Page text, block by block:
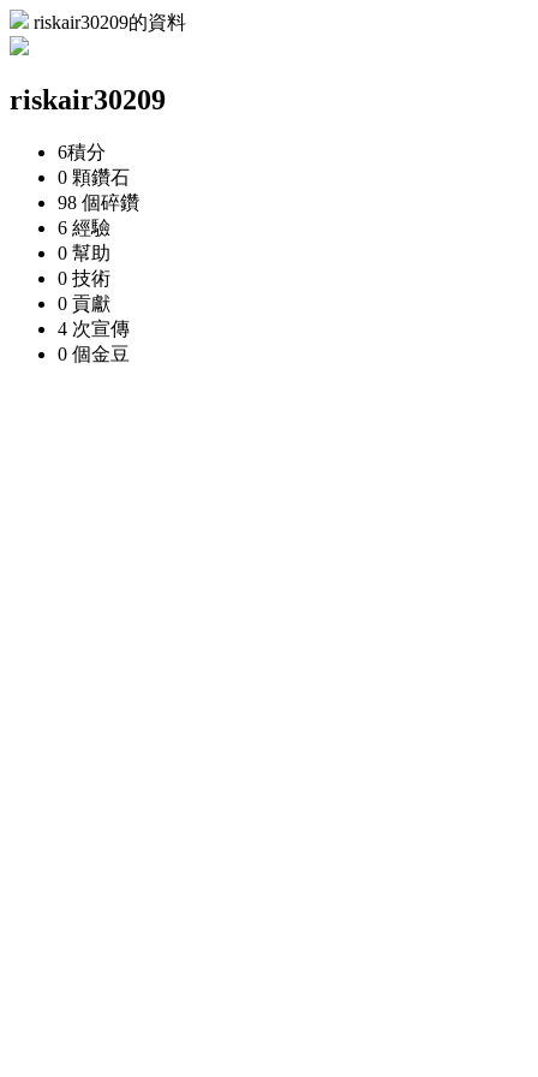
riskair30209的資料
riskair30209
6積分
0 顆鑽石
98 個碎鑽
6 經驗
0 幫助
0 技術
0 貢獻
4 次宣傳
0 個金豆